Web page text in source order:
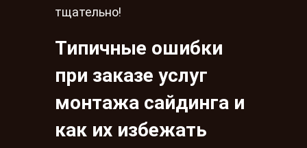
тщательно!
Типичные ошибки
при заказе услуг
монтажа сайдинга и
как их избежать